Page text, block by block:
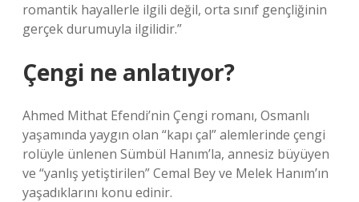
romantik hayallerle ilgili değil, orta sınıf gençliğinin
gerçek durumuyla ilgilidir.”
Çengi ne anlatıyor?
Ahmed Mithat Efendi’nin Çengi romanı, Osmanlı
yaşamında yaygın olan “kapı çal” alemlerinde çengi
rolüyle ünlenen Sümbül Hanım’la, annesiz büyüyen
ve “yanlış yetiştirilen” Cemal Bey ve Melek Hanım’ın
yaşadıklarını konu edinir.